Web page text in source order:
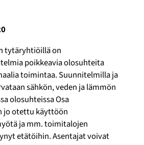
tytäryhtiöillä on
poikkeavia olosuhteita
toimintaa. Suunnitelmilla ja
sähkön, veden ja lämmön
olosuhteissa Osa
jo otettu käyttöön
ja mm. toimitalojen
etätöihin. Asentajat voivat